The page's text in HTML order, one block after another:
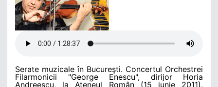
Serate muzicale în Bucureşti. Concertul Orchestrei
Filarmonicii "George Enescu", dirijor Horia
Andreescu, la Ateneul Român (15 iunie 2011).